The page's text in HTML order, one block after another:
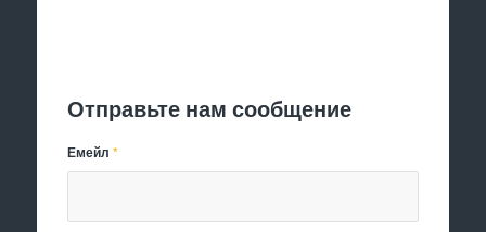
Отправьте нам сообщение
Емейл*